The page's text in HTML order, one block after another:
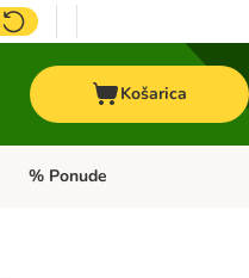
Košarica
Pregled kategorija: Top marke
% Ponude